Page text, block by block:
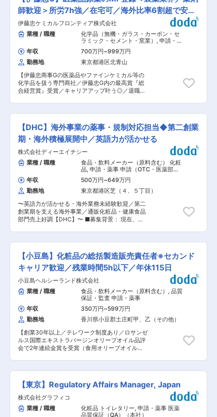
研究所：約70名 レギュラトリーアフェアーズグ
ループ：約15名 ※キャリア採用にて入社した方も
おり働きやすい環境 ※働き方のイメージは週3出
社、週2在宅する方が多い環境 ■仕事の魅力・や
りがい ・ヘルスサイエンス研究所は24年4月に発
足した研究所です。 ・ヘルスサイエンス領域は食
から医にいたる広い分野であり、本研究所での業
務を通してスキルや経験の幅を広げることがで
き、キリングループの食・医に続く第3の柱とし
て注力しており、今後グローバルを含め、キリン
グループの事業拡大に向け活躍することが可能で
す。 ■ヘルスサイエンス事業 世界的に高まりを
最大級のヘルスサイエンスカンパニーを目指し、
2030年に売上収益3000億円、事業利益300億円
業務
QMS（品質マネジメントシステム）体制の維持・
管理など、幅広い業務を担当します。 ■業務詳細
・医療機器の国内外販売を実現するための製品登
録、薬事申請書類の作成・管理 ・関連する法令や
規格（例：医薬品医療機器等法、ISO13485等）
への対応 ・製品に関する不具合やクレームの原因
究明、開発・製造部門へのフィードバック ・
QMS体制の維持・運用、監査対応や社内教育 ・
営業・開発・製造など他部門と連携し、医療機器
の安全性・信頼性向上に貢献 ■扱うサービス FA
化に貢献する専用工作機械、船舶・発電プラント
向け熱交換器、産業機械用注油装置、医療機器な
ど多岐にわたる製品を展開しています。 ■組織構
■業務の魅力 オーダーメイド製品の開発・製造に
携わり、高度な技術力と提案力を活かした課題解
決経験を積むことができます。社会的意義の高い
医療機器分野で、法令遵守と品質向上を両立する
専門性が磨けます。 ■教育体制 入社後はOJTや
社内外研修を通じて業務理解を深め、法規制や品
質保証の知識も段階的に習得可能です。 ■就業環
境 部門・職種を越えた連携が活発で、主体的な改
善提案や働きかけができる風土です。 ■想定され
るキャリアパス 品質保証・薬事分野でのスペシャ
リストや、部門マネジメントへのステップアップ
が可能です。 ■企業の特徴/魅力 創業80年以上の
歴史を持ち、オーダーメイドものづくりと一貫生
き、専門性を活かして成長できる環境です。 変更
の範囲：会社の定める業務
師歓迎＞所労7h強／在宅可／海外比率6割超で安定
性◎
伊藤忠ケミカルフロンティア株式会社
業種 / 職種
化学品（無機・ガラス・カーボン・セ
ラミック・セメント・窯業） , 申請・薬
事 医薬品質保証（QA）（本社）
年収 700万円~999万円
勤務地
東京都港区北青山
【伊藤忠商事Gの医薬品やファインケミカル等の
化学品を扱う専門商社／伊藤忠G内の最高賞『総
合経営賞』受賞／キャリアアップ叶う◎／退職金
がしやすい環境で、大きな規模のビジネスを裁量
を持ち進める★ ■仕事内容： ・MFの登録業務
（申請、照会対応、変更対応、管理） ・海外製造
所へのGMP適合性調査対応 ・外国製造所認定
（AFM）の申請、更新、変更対応 ■組織構成：7
名（男性5名／女性2名） ■薬事部の特徴： 医薬
品の品質および安全性を確認する上で重要な品質
管理業務については、自社で保有する試験室にお
いて海外の医薬品原料を厳密に試験し、安全かつ
安定的に日本の製薬メーカーに供給できる体制を
構築し信頼を得ています。 ※かながわサイエンス
パーク内に自社試験室を保有しています ■採用背
景： 当課は主に海外から輸入する医薬品原薬の
MF国内管理人として登録及び管理を行っていま
す。今後一層の厳格化が想定される薬事環境に適
切に対応するため、MFを中心とした登録業務の
品の中核事業会社であり、有機化学品からライフ
サイエンスに至る広範な領域を担い、関連製品の
国内販売、輸出入、委託加工及びそれらの仲介斡
旋とともに、事業投資、M＆Aを行う専門商社で
す。 ・伊藤忠商事の出資企業ではありますが、取
引の約99％が親会社である伊藤忠商事以外との取
引から成り立っており、化学品分野における独自
の競争力を有しています。 ・BRICs諸国をはじめ
とする世界約90ヶ所の国や地域との取引実績を持
ち、全社収益比率の約60％を海外ビジネスから得
ています。今後に向けて海外マーケットの更なる
開拓にも積極的に取り組んでおり、経済発展著し
い新興国を中心に、企業提携や出資、M＆Aを推
【DHC】海外事業の薬事・規制対応担当◆第二創業
期・海外積極展開中／英語力が活かせる
株式会社ディーエイチシー
業種 / 職種
食品・飲料メーカー（原料含む） 化粧
品, 申請・薬事 申請（OTC・医薬部外
品）
年収 500万円~649万円
勤務地
東京都港区芝（４、５丁目）
〜英語力が活かせる・海外業務未経験歓迎／第二
創業期を支える海外事業／通販化粧品・健康食品
部門売上好調【DHC】〜 ■募集背景： 現在、中
外での化粧品法改正による業務増加に伴い、商品
販売を可能にするための各国・地域海外薬事規制
の確認等を行い、研究部門と海外の橋渡しを担う
チームにて活躍いただける方を募集します。 ■業
務内容： ・化粧品・健康食品の海外薬事申請に関
わる業務全般（様々な国への輸出を可能にするた
めの必要書類の確認・作成・収集・提出） ・子会
社および海外代理店のある国における化粧品法改
正の情報取集ならびに必要書類（主に英語）の作
成 ・その他一般事務 ■ポジションの魅力： ・薬
事書類は研究開発部門や信頼性保証部門、サプラ
イヤー、外部コンサルの協力を得ながら作成して
おり、各国の薬事情報の収集、およびその国での
商品展開が可能かどうか等の確認が重要な業務と
なります。その国の海外薬事をクリアできるかど
うかが、すなわちその国の市場を拓けるかどうか
会社があり、現地法人で規制対応が確立していま
す。一方で、東南アジアをはじめとする新規開拓
エリアでは情報収集をしながら海外代理店と連携
を進めている状況のため、市場開拓戦略に裁量大
きく携わっていただくことが可能です。 ・中期経
【小豆島】化粧品の総括製造販売責任者※セカンド
キャリア歓迎／残業時間5h以下／年休115日
小豆島ヘルシーランド株式会社
業種 / 職種
食品・飲料メーカー（原料含む） , 品質
保証・監査 申請・薬事
年収
350万円~599万円
勤務地
香川県小豆郡土庄町甲、乙（その他）
【創業30年以上／テレワーク制度あり／ロサンゼ
ルス国際エキストラバージンオリーブオイル品評
会で2年連続金賞を受賞（食用オリーブオイル）
康食品・化粧品の製造工場における総括製造販売
責任者として、化粧品の品質保証、安全管理、薬
事業務をお任せします。 ■業務詳細： ◎品質保証
／安全管理 ・化粧品GQP・GVP管理体制の構築
と運用 ・製造販売許可に関する書類管理
（GQP・GVP運用書類の管理、内容の修正・更
【東京】Regulatory Affairs Manager, Japan
株式会社グラフィコ
業種 / 職種
化粧品 トイレタリー, 申請・薬事 医薬
品質保証（QA）（本社）